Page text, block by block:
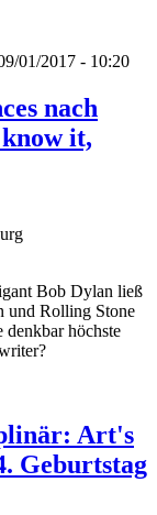
01/2017 - 10:20
nach
it,
Bob Dylan ließ
und Rolling Stone
denkbar höchste
Art's
Geburtstag